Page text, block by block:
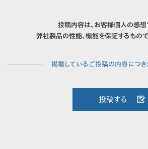
投稿内容は、お客様個人の感想
弊社製品の性能、機能を保証するもので
投稿する